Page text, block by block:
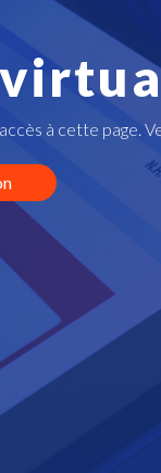
à cette page.